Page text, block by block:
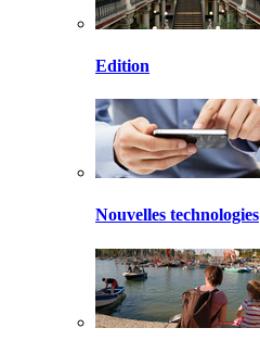
Edition
Nouvelles technologies